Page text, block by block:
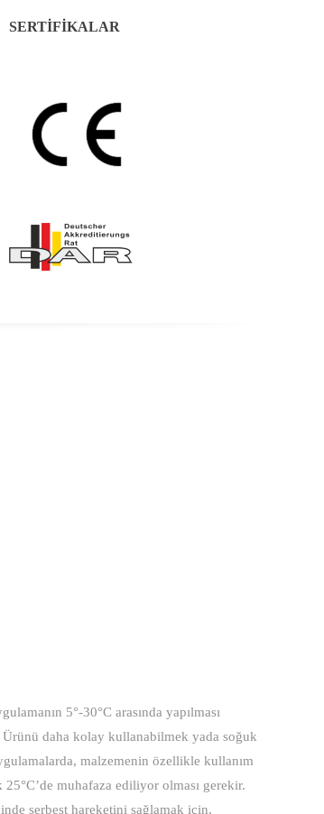
SERTİFİKALAR
5°-30°C arasında yapılması
daha kolay kullanabilmek yada soğuk
malzemenin özellikle kullanım
25°C’de muhafaza ediliyor olması gerekir.
serbest hareketini sağlamak için,